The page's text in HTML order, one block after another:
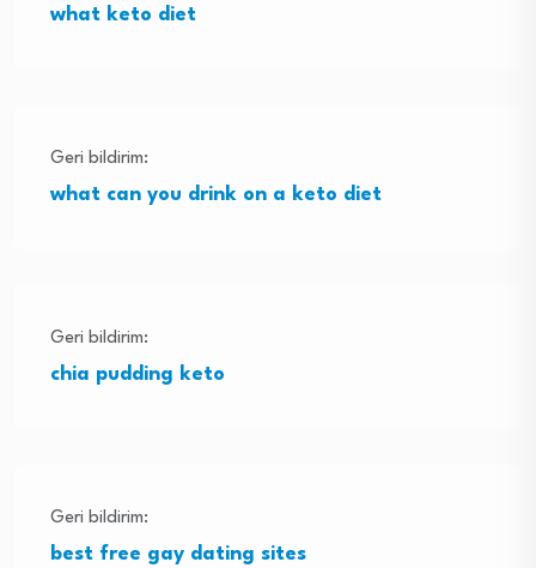
what keto diet
Geri bildirim:
what can you drink on a keto diet
Geri bildirim:
chia pudding keto
Geri bildirim:
best free gay dating sites